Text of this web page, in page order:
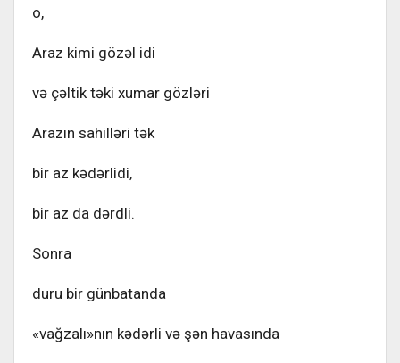
o,
Araz kimi gözəl idi
və çəltik təki xumar gözləri
Arazın sahilləri tək
bir az kədərlidi,
bir az da dərdli.
Sonra
duru bir günbatanda
«vağzalı»nın kədərli və şən havasında